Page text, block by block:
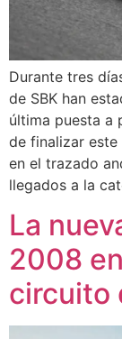
Durante tres
de SBK han
última puesta a
de finalizar este
en el trazado
llegados a la
La
2008
circuito